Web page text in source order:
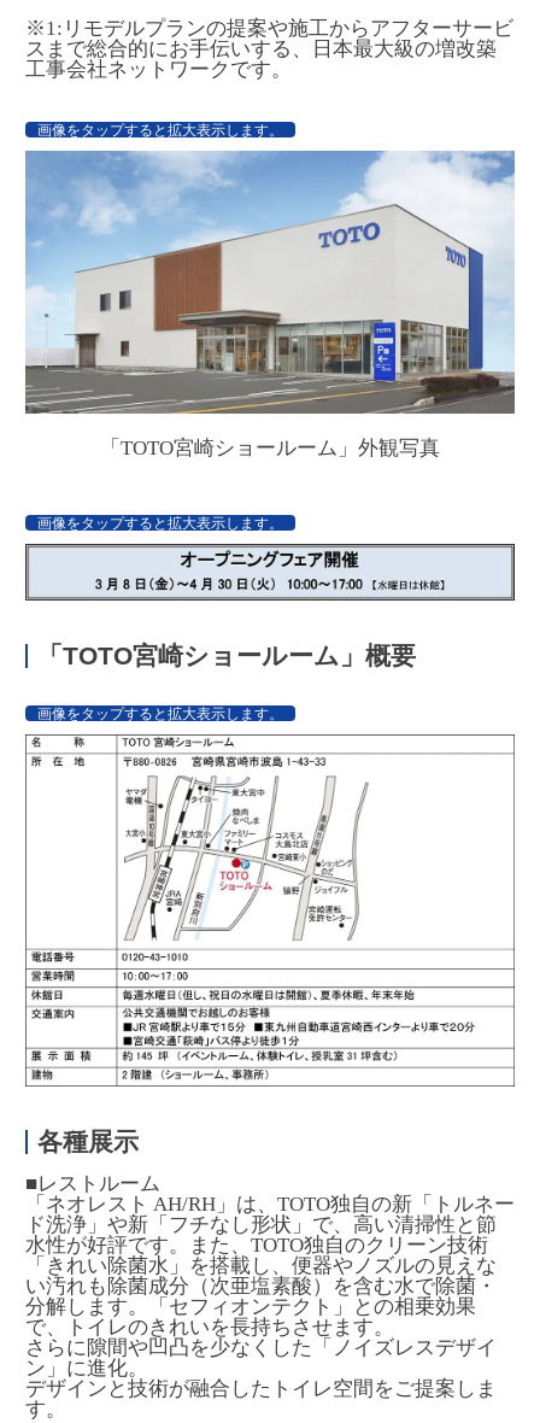
※1:リモデルプランの提案や施工からアフターサービ
スまで総合的にお手伝いする、日本最大級の増改築
工事会社ネットワークです。
画像をタップすると拡大表示します。
「TOTO宮崎ショールーム」外観写真
画像をタップすると拡大表示します。
「TOTO宮崎ショールーム」概要
画像をタップすると拡大表示します。
各種展示
■レストルーム
「ネオレスト AH/RH」は、TOTO独自の新「トルネー
ド洗浄」や新「フチなし形状」で、高い清掃性と節
水性が好評です。また、TOTO独自のクリーン技術
「きれい除菌水」を搭載し、便器やノズルの見えな
い汚れも除菌成分（次亜塩素酸）を含む水で除菌・
分解します。「セフィオンテクト」との相乗効果
で、トイレのきれいを長持ちさせます。
さらに隙間や凹凸を少なくした「ノイズレスデザイ
ン」に進化。
デザインと技術が融合したトイレ空間をご提案しま
す。